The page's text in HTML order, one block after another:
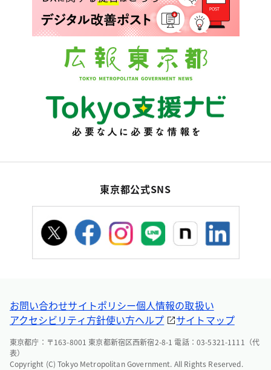
東京都公式SNS
お問い合わせサイトポリシー個人情報の取扱い
アクセシビリティ方針使い方ヘルプ サイトマップ
東京都庁：〒163-8001 東京都新宿区西新宿2-8-1 電話：03-5321-1111（代
表）
Copyright (C) Tokyo Metropolitan Government. All Rights Reserved.